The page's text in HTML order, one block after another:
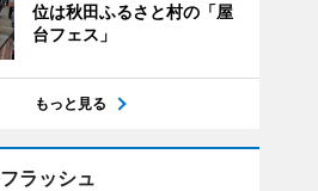
位は秋田ふるさと村の「屋
台フェス」
もっと見る
ラッシュ